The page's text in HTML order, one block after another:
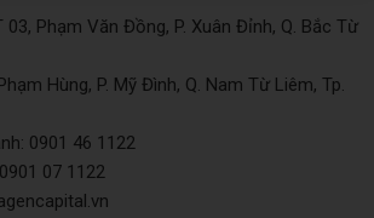
03, Phạm Văn Đồng, P. Xuân Đỉnh, Q. Bắc Từ
Hùng, P. Mỹ Đình, Q. Nam Từ Liêm, Tp.
0901 46 1122
07 1122